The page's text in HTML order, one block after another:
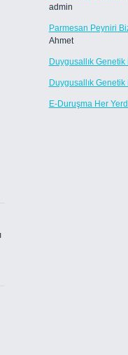
admin
Parmesan Peyniri
Ahmet
Duygusallık Genetik
Duygusallık Genetik
E-Duruşma Her